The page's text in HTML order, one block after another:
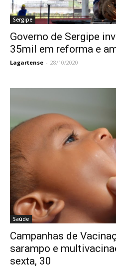
Sergipe
Governo de Sergipe
35mil em reforma e
Lagartense - 28/10/2020
Saúde
Campanhas de
sarampo e
sexta, 30